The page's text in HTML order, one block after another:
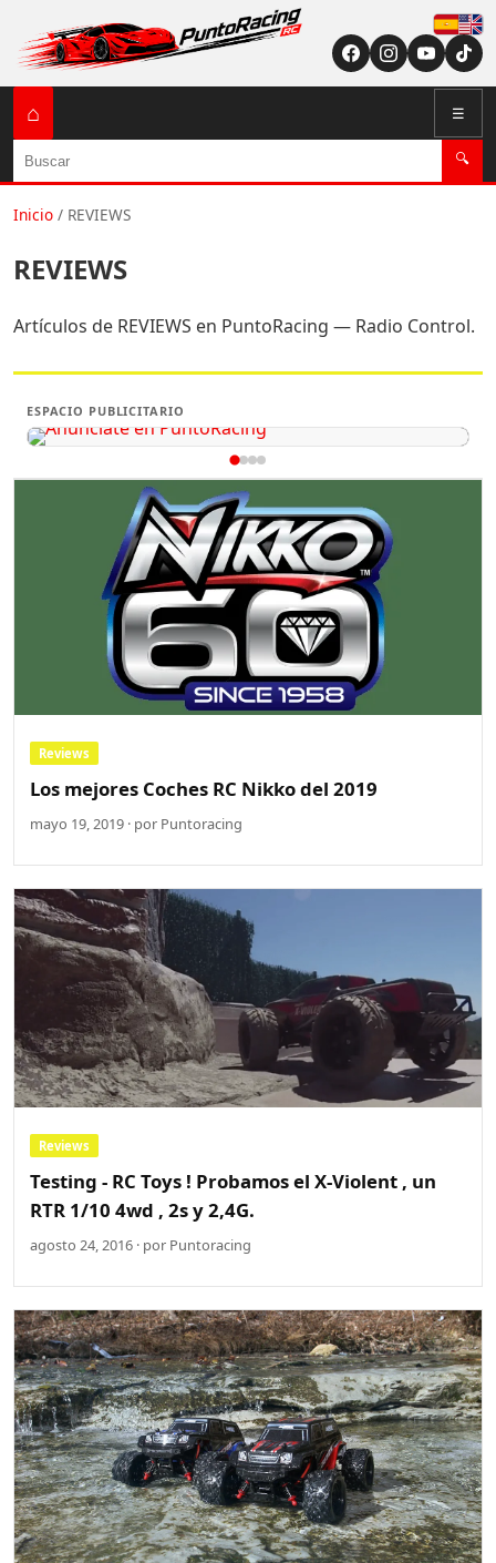
English (US /
⌂ ☰
Buscar 🔍
Inicio / REVIEWS
REVIEWS
Artículos de REVIEWS en PuntoRacing — Radio Control.
ESPACIO PUBLICITARIO
Reviews
Los mejores Coches RC Nikko del 2019
mayo 19, 2019 · por Puntoracing
Reviews
Testing - RC Toys ! Probamos el X-Violent , un
RTR 1/10 4wd , 2s y 2,4G.
agosto 24, 2016 · por Puntoracing